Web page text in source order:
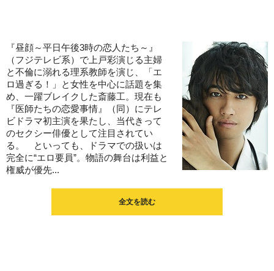
『昼顔～平日午後3時の恋人たち～』
（フジテレビ系）で上戸彩演じる主婦
と不倫に溺れる理系教師を演じ、「エ
ロ過ぎる！」と女性を中心に話題を集
め、一躍ブレイクした斎藤工。現在も
『医師たちの恋愛事情』（同）にテレ
ビドラマ初主演を果たし、当代きって
のセクシー俳優として注目されてい
る。 といっても、ドラマでの扱いは
完全に“エロ要員”。物語の舞台は利益と
権威が優先...
全文を読む